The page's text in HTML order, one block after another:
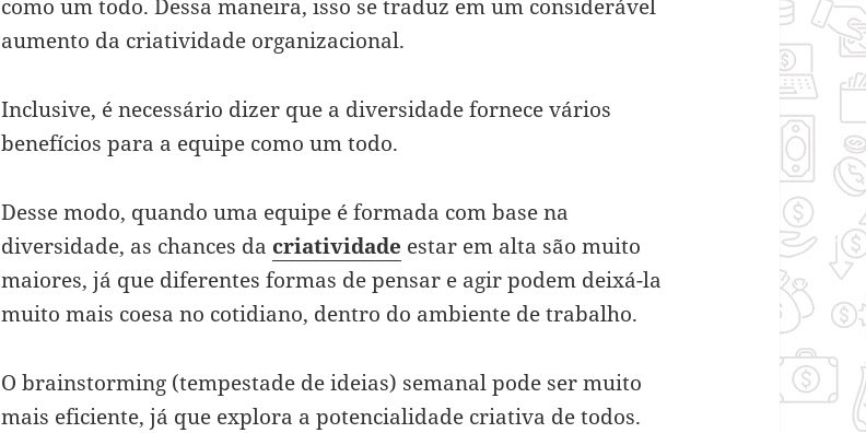
como um todo. Dessa maneira, isso se traduz em um considerável
aumento da criatividade organizacional.
Inclusive, é necessário dizer que a diversidade fornece vários
benefícios para a equipe como um todo.
Desse modo, quando uma equipe é formada com base na
diversidade, as chances da criatividade estar em alta são muito
maiores, já que diferentes formas de pensar e agir podem deixá-la
muito mais coesa no cotidiano, dentro do ambiente de trabalho.
O brainstorming (tempestade de ideias) semanal pode ser muito
mais eficiente, já que explora a potencialidade criativa de todos.